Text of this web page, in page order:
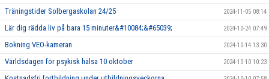
Träningstider Solbergaskolan 24/25 2024-11-05 08:14
Lär dig rädda liv på bara 15 minuter&#10084;&#65039; 2024-10-24 07:49
Bokning VEO-kameran 2024-10-14 13:30
Världsdagen för psykisk hälsa 10 oktober 2024-10-10 10:23